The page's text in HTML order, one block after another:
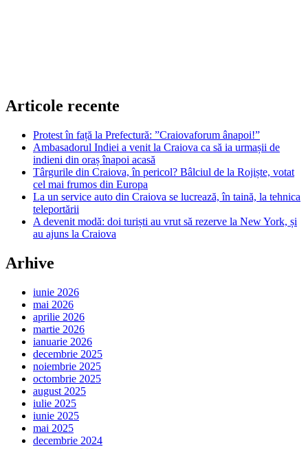
Articole recente
Protest în față la Prefectură: ”Craiovaforum ânapoi!”
Ambasadorul Indiei a venit la Craiova ca să ia urmașii de
indieni din oraș înapoi acasă
Târgurile din Craiova, în pericol? Bâlciul de la Rojiște, votat
cel mai frumos din Europa
La un service auto din Craiova se lucrează, în taină, la tehnica
teleportării
A devenit modă: doi turiști au vrut să rezerve la New York, și
au ajuns la Craiova
Arhive
iunie 2026
mai 2026
aprilie 2026
martie 2026
ianuarie 2026
decembrie 2025
noiembrie 2025
octombrie 2025
august 2025
iulie 2025
iunie 2025
mai 2025
decembrie 2024